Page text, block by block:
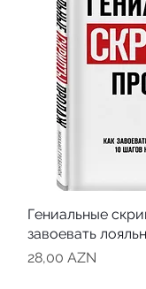
Гениальные
завоевать
Цена
28,00 AZN